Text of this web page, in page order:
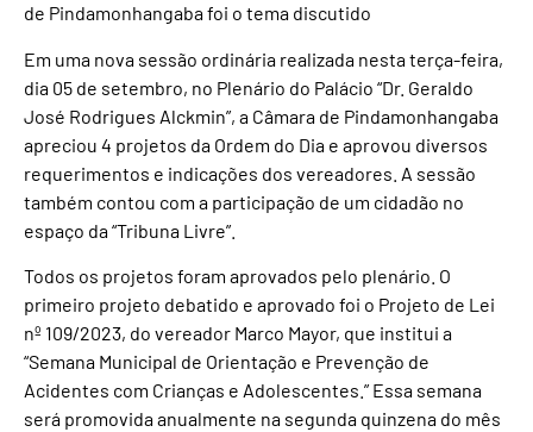
de Pindamonhangaba foi o tema discutido
Em uma nova sessão ordinária realizada nesta terça-feira,
dia 05 de setembro, no Plenário do Palácio “Dr. Geraldo
José Rodrigues Alckmin”, a Câmara de Pindamonhangaba
apreciou 4 projetos da Ordem do Dia e aprovou diversos
requerimentos e indicações dos vereadores. A sessão
também contou com a participação de um cidadão no
espaço da “Tribuna Livre”.
Todos os projetos foram aprovados pelo plenário. O
primeiro projeto debatido e aprovado foi o Projeto de Lei
nº 109/2023, do vereador Marco Mayor, que institui a
“Semana Municipal de Orientação e Prevenção de
Acidentes com Crianças e Adolescentes.” Essa semana
será promovida anualmente na segunda quinzena do mês